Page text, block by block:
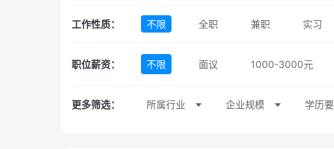
天津 西藏 新疆 云南
工作性质： 不限 全职 兼职 实习
职位薪资： 不限 面议 1000-3000元
更多筛选： 所属行业 企业规模 学历